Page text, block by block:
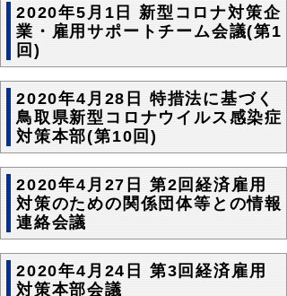
2020年5月1日 新型コロナ対策企
業・雇用サポートチーム会議(第1
回)
2020年4月28日 特措法に基づく
鳥取県新型コロナウイルス感染症
対策本部(第10回)
2020年4月27日 第2回経済雇用
対策のための関係団体等との情報
連絡会議
2020年4月24日 第3回経済雇用
対策本部会議